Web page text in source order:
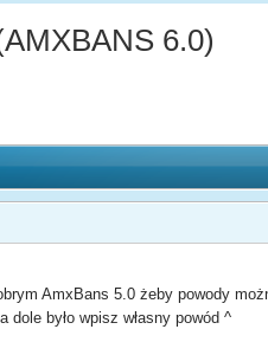
6.0)
AmxBans 5.0 żeby powody
było wpisz własny powód ^